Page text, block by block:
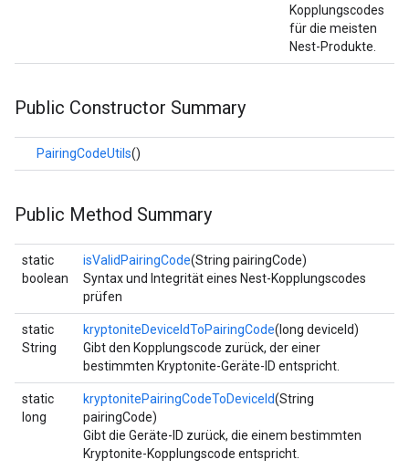
Kopplungscodes
für die meisten
Nest-Produkte.
Public Constructor Summary
PairingCodeUtils()
Public Method Summary
static
boolean
isValidPairingCode(String pairingCode)
Syntax und Integrität eines Nest-Kopplungscodes
prüfen
static
String
kryptoniteDeviceIdToPairingCode(long deviceId)
Gibt den Kopplungscode zurück, der einer
bestimmten Kryptonite-Geräte-ID entspricht.
static
long
kryptonitePairingCodeToDeviceId(String
pairingCode)
Gibt die Geräte-ID zurück, die einem bestimmten
Kryptonite-Kopplungscode entspricht.